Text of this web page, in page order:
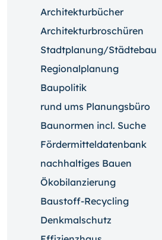
Architekturbücher
Architekturbroschüren
Stadtplanung/Städtebau
Regionalplanung
Baupolitik
rund ums Planungsbüro
Baunormen incl. Suche
Fördermitteldatenbank
nachhaltiges Bauen
Ökobilanzierung
Baustoff-Recycling
Denkmalschutz